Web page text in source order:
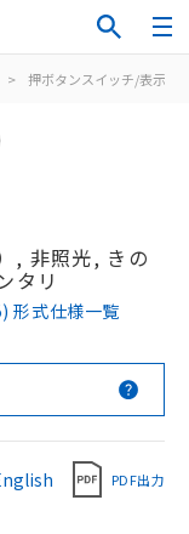
> 押ボタンスイッチ/表示灯
, 非照光, きの
タリ
形式仕様一覧
PDF出力